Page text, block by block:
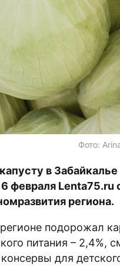
Фото:
в
февраля
региона.
подорожал
питания – 2,4%,
для